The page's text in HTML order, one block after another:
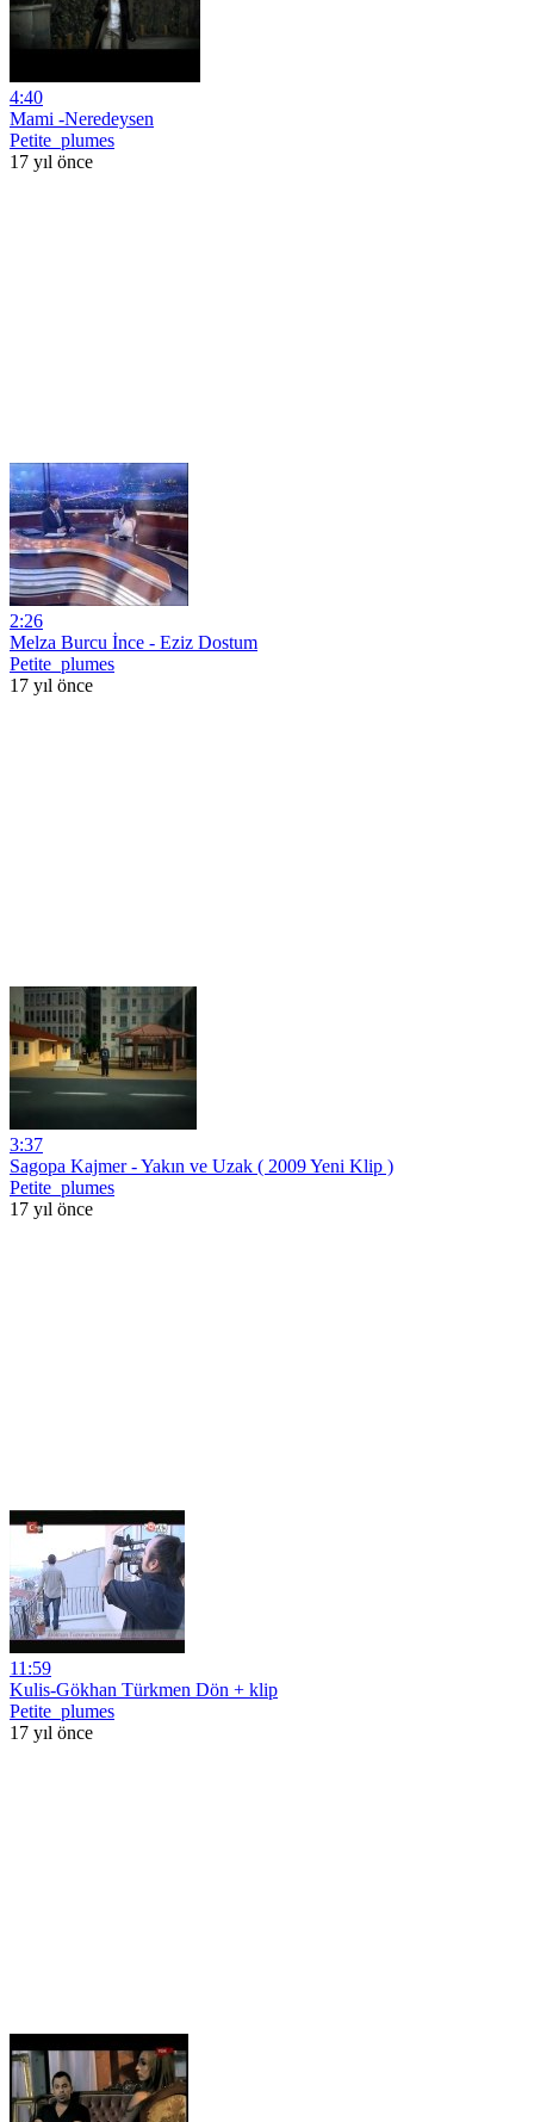
4:40
Mami -Neredeysen
Petite_plumes
17 yıl önce
2:26
Melza Burcu İnce - Eziz Dostum
Petite_plumes
17 yıl önce
3:37
Sagopa Kajmer - Yakın ve Uzak ( 2009 Yeni Klip )
Petite_plumes
17 yıl önce
11:59
Kulis-Gökhan Türkmen Dön + klip
Petite_plumes
17 yıl önce